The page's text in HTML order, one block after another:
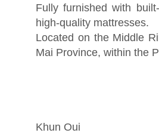
Fully furnished with
high-quality mattresses.
Located on the Middle
Mai Province, within the
Khun Oui